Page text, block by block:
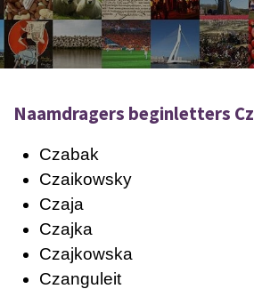
Naamdragers beginletters Cz
Czabak
Czaikowsky
Czaja
Czajka
Czajkowska
Czanguleit